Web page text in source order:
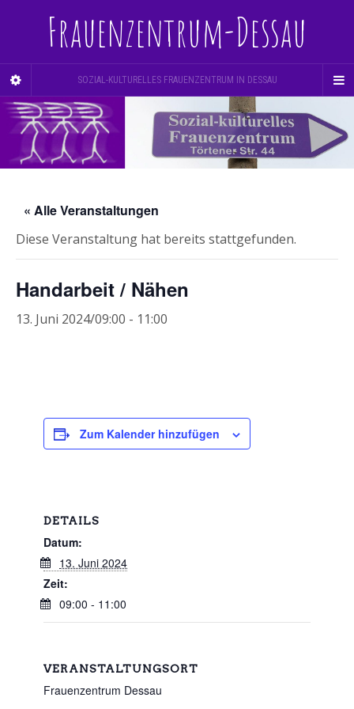
Frauenzentrum-Dessau
SOZIAL-KULTURELLES FRAUENZENTRUM IN DESSAU
« Alle Veranstaltungen
Diese Veranstaltung hat bereits stattgefunden.
Handarbeit / Nähen
13. Juni 2024/09:00 - 11:00
Zum Kalender hinzufügen
DETAILS
Datum:
13. Juni 2024
Zeit:
09:00 - 11:00
VERANSTALTUNGSORT
Frauenzentrum Dessau